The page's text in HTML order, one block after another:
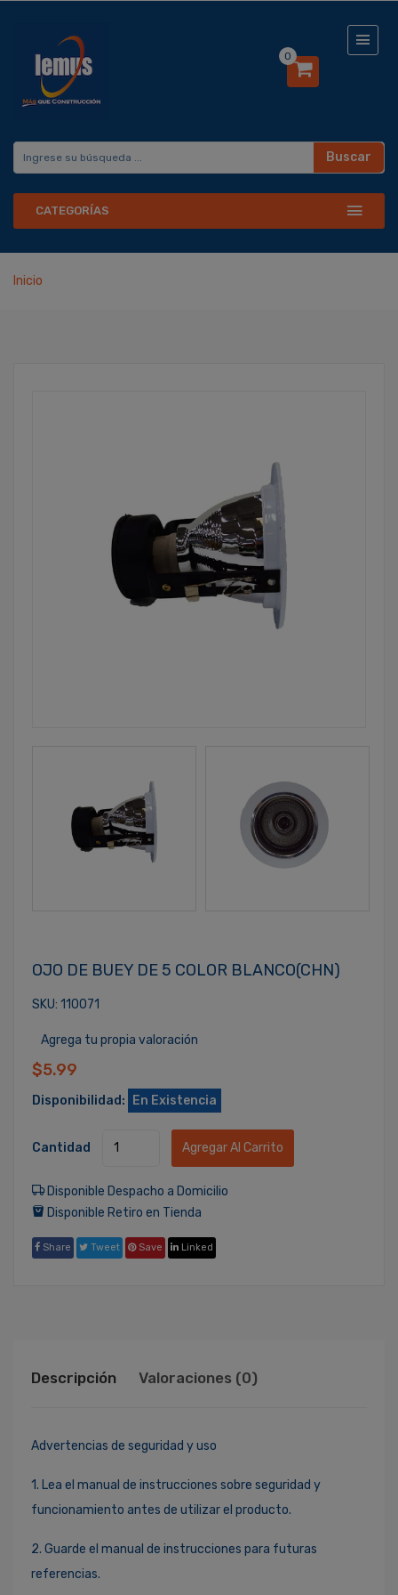
0
Buscar
CATEGORÍAS
Inicio
OJO DE BUEY DE 5 COLOR BLANCO(CHN)
SKU: 110071
Agrega tu propia valoración
$5.99
Disponibilidad: En Existencia
Cantidad Agregar Al Carrito
Disponible Despacho a Domicilio
Disponible Retiro en Tienda
Share Tweet Save Linked
Descripción Valoraciones (0)
Advertencias de seguridad y uso
1. Lea el manual de instrucciones sobre seguridad y
funcionamiento antes de utilizar el producto.
2. Guarde el manual de instrucciones para futuras
referencias.